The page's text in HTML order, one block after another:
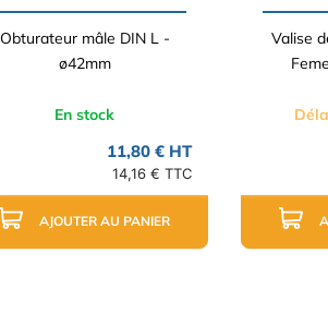
Obturateur mâle DIN L -
ø42mm
En stock
11,80 € HT
14,16 € TTC
AJOUTER AU PANIER
Valise